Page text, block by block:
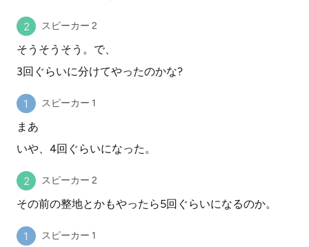
スピーカー 2
そうそうそう。で、
3回ぐらいに分けてやったのかな?
スピーカー 1
まあ
いや、4回ぐらいになった。
スピーカー 2
その前の整地とかもやったら5回ぐらいになるのか。
スピーカー 1